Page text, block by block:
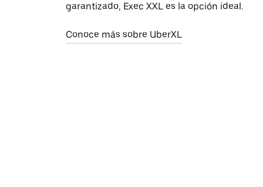
garantizado, Exec XXL es la opción ideal.
Conoce más sobre UberXL